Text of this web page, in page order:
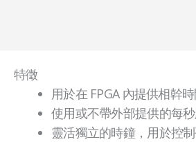
特徵
用於在 FPGA 內提供相幹
使用或不帶外部提供的每
靈活獨立的時鐘，用於控